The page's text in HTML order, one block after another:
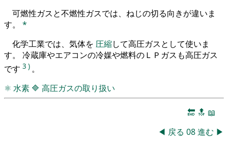
可燃性ガスと不燃性ガスでは、ねじの切る向きが違いま
す。 *
化学工業では、気体を 圧縮して高圧ガスとして使いま
す。 冷蔵庫やエアコンの冷媒や燃料のＬＰガスも高圧ガス
です 3 ) 。
⚛ 水素 🔷 高圧ガスの取り扱い
🔚 🔝 📖
◀ 戻る 08進む ▶